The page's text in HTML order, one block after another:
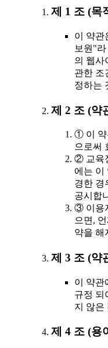
제 1 조 (목
이 약관
보원"
의 웹사
관한 조
정하는
제 2 조 (약
① 이 약
으로써
② 교육
에는 이
경한 경
공시합
③ 이용
으면,
약을 해
제 3 조 (약
이 약관
규정 되
지 않은
제 4 조 (용